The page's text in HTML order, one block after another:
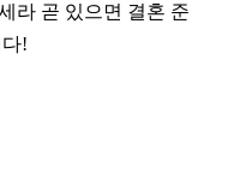
라 곧 있으면 결혼 준
!